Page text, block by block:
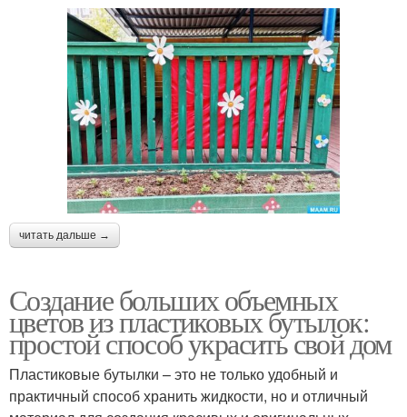
читать дальше →
Создание больших объемных
цветов из пластиковых бутылок:
простой способ украсить свой дом
Пластиковые бутылки – это не только удобный и
практичный способ хранить жидкости, но и отличный